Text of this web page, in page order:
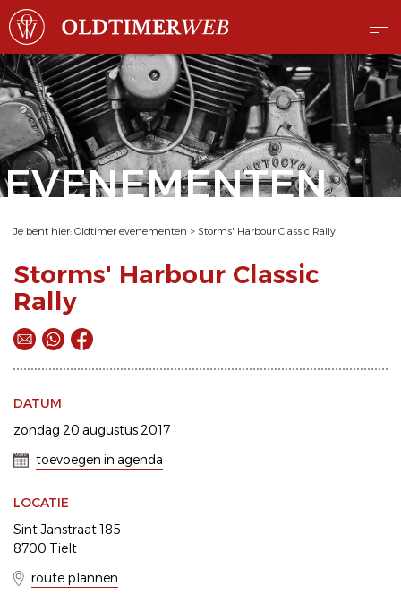
EVENEMENTEN
Je bent hier: Oldtimer evenementen > Storms' Harbour Classic Rally
Storms' Harbour Classic
Rally
DATUM
zondag 20 augustus 2017
toevoegen in agenda
LOCATIE
Sint Janstraat 185
8700 Tielt
route plannen